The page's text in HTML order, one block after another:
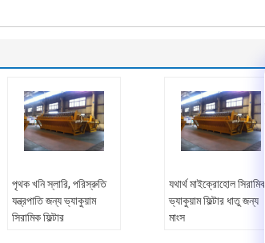
পৃথক খনি স্লারি, পরিস্রুতি
যন্ত্রপাতি জন্য ভ্যাকুয়াম
সিরামিক ফিল্টার
যথার্থ মাইক্রোহোল সিরামিক
ভ্যাকুয়াম ফিল্টার ধাতু জন্য
মাংস